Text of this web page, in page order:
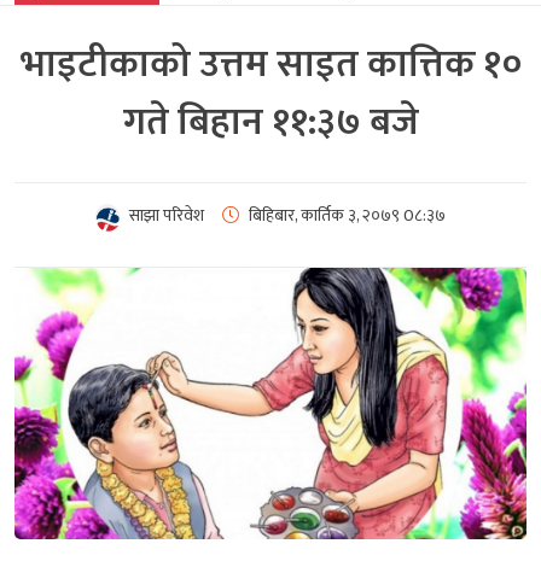
भाइटीकाको उत्तम साइत कात्तिक १०
गते बिहान ११:३७ बजे
साझा परिवेश बिहिबार, कार्तिक ३, २०७९0८:३७